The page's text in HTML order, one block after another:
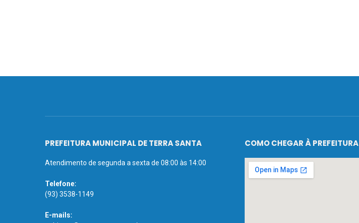
PREFEITURA MUNICIPAL DE TERRA SANTA
Atendimento de segunda a sexta de 08:00 às 14:00
Telefone:
(93) 3538-1149
E-mails:
COMO CHEGAR À PREFEITURA